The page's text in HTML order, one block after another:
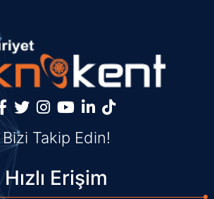
Bizi Takip Edin!
Hızlı Erişim